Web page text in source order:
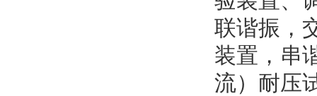
联谐振，
装置，串
流）耐压